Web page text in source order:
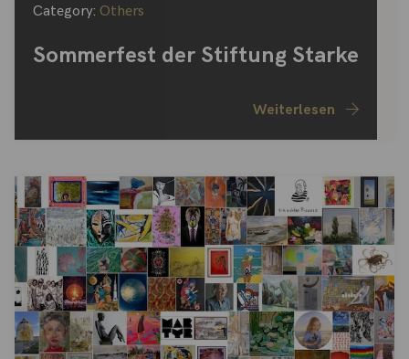
Category: Others
Sommerfest der Stiftung Starke
Weiterlesen